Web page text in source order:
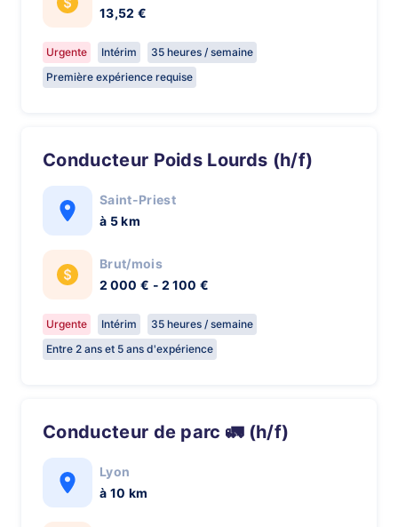
13,52 €
Urgente Intérim
35 heures / semaine
Première expérience requise
Conducteur Poids Lourds (h/f)
Saint-Priest
à 5 km
Brut/mois
2 000 € - 2 100 €
Urgente Intérim
35 heures / semaine
Entre 2 ans et 5 ans d'expérience
Conducteur de parc 🚛 (h/f)
Lyon
à 10 km